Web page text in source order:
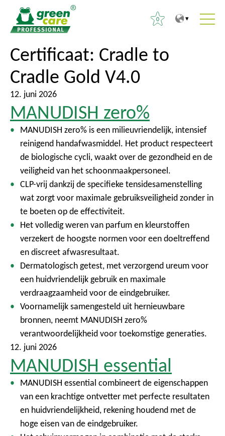
0
Z
o
e
k
e
n
n
:
Certificaat: Cradle to
Cradle Gold V4.0
12. juni 2026
MANUDISH zero%
MANUDISH zero% is een milieuvriendelijk, intensief
reinigend handafwasmiddel. Het product respecteert
de biologische cycli, waakt over de gezondheid en de
veiligheid van het schoonmaakpersoneel.
CLP-vrij dankzij de specifieke tensidesamenstelling
wat zorgt voor maximale gebruiksveiligheid zonder in
te boeten op de effectiviteit.
Het volledig weren van parfum en kleurstoffen
verzekert de hoogste normen voor een doeltreffend
en discreet afwasresultaat.
Dermatologisch getest, met verzorgend ureum voor
een huidvriendelijk gebruik en maximale
verdraagzaamheid voor de eindgebruiker.
Voornamelijk samengesteld uit hernieuwbare
bronnen, neemt MANUDISH zero%
verantwoordelijkheid voor toekomstige generaties.
12. juni 2026
MANUDISH essential
MANUDISH essential combineert de eigenschappen
van een krachtige ontvetter met perfecte resultaten
en huidvriendelijkheid, rekening houdend met de
hoge eisen van de eindgebruiker.